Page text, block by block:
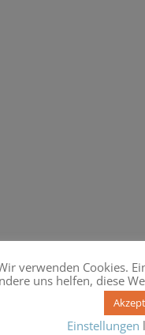
verwenden Cookies.
uns helfen, diese
Einstellungen l